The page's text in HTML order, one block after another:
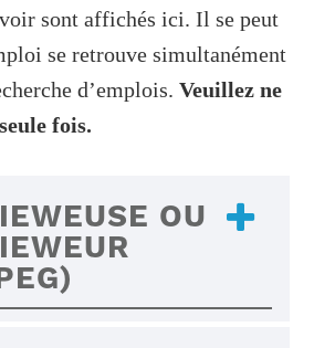
sont affichés ici. Il se peut
se retrouve simultanément
d’emplois.Veuillez ne
fois.
OU